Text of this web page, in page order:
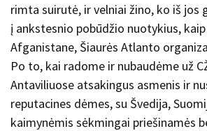
rimta suirutė, ir velniai žino, ko iš jos
į ankstesnio pobūdžio nuotykius,
Afganistane, Šiaurės Atlanto
Po to, kai radome ir nubaudėme už
Antaviliuose atsakingus asmenis ir
reputacines dėmes, su Švedija,
kaimynėmis sėkmingai priešinamės